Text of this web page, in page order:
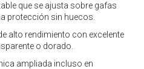
que se ajusta sobre gafas
protección sin huecos.
alto rendimiento con excelente
o dorado.
ampliada incluso en